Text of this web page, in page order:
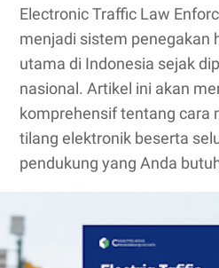
Electronic Traffic Law
menjadi sistem penegakan
utama di Indonesia sejak
nasional. Artikel ini akan
komprehensif tentang cara
tilang elektronik beserta
pendukung yang Anda